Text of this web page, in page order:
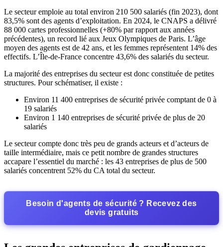
Le secteur emploie au total environ 210 500 salariés (fin 2023), dont
83,5% sont des agents d’exploitation. En 2024, le CNAPS a délivré
88 000 cartes professionnelles (+80% par rapport aux années
précédentes), un record lié aux Jeux Olympiques de Paris. L’âge
moyen des agents est de 42 ans, et les femmes représentent 14% des
effectifs. L’Île-de-France concentre 43,6% des salariés du secteur.
La majorité des entreprises du secteur est donc constituée de petites
structures. Pour schématiser, il existe :
Environ 11 400 entreprises de sécurité privée comptant de 0 à
19 salariés
Environ 1 140 entreprises de sécurité privée de plus de 20
salariés
Le secteur compte donc très peu de grands acteurs et d’acteurs de
taille intermédiaire, mais ce petit nombre de grandes structures
accapare l’essentiel du marché : les 43 entreprises de plus de 500
salariés concentrent 52% du CA total du secteur.
Besoin d'agents de sécurité ? Recevez des
devis gratuits